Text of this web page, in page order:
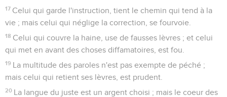
17 Celui qui garde l'instruction, tient le chemin qui tend à la
vie ; mais celui qui néglige la correction, se fourvoie.
18 Celui qui couvre la haine, use de fausses lèvres ; et celui
qui met en avant des choses diffamatoires, est fou.
19 La multitude des paroles n'est pas exempte de péché ;
mais celui qui retient ses lèvres, est prudent.
20 La langue du juste est un argent choisi ; mais le coeur des